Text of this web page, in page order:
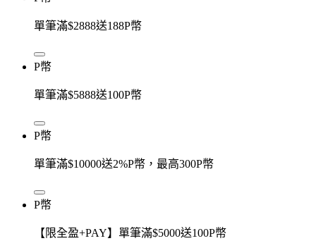
單筆滿$2888送188P幣
P幣
單筆滿$5888送100P幣
P幣
單筆滿$10000送2%P幣，最高300P幣
P幣
【限全盈+PAY】單筆滿$5000送100P幣